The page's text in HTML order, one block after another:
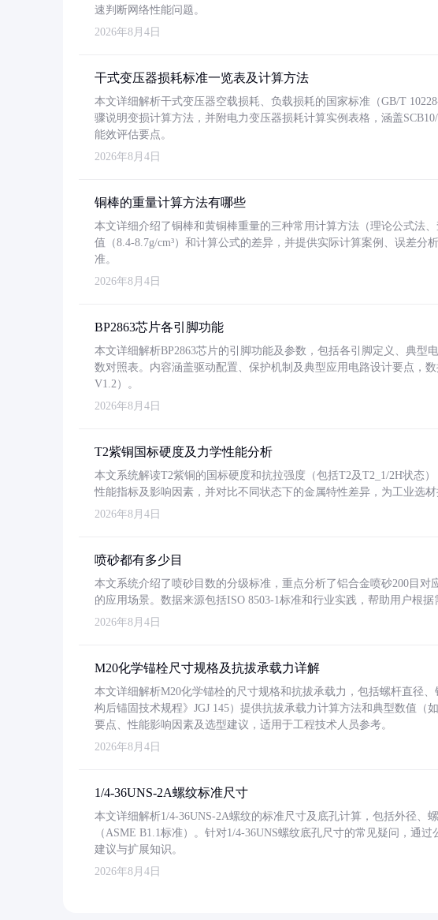
速判断网络性能问题。
2026年8月4日
干式变压器损耗标准一览表及计算方法
本文详细解析干式变压器空载损耗、负载损耗的国家标准（GB/T
骤说明变损计算方法，并附电力变压器损耗计算实例表格，涵盖
能效评估要点。
2026年8月4日
铜棒的重量计算方法有哪些
本文详细介绍了铜棒和黄铜棒重量的三种常用计算方法（理论公式法
值（8.4-8.7g/cm³）和计算公式的差异，并提供实际计算案例、误差分
准。
2026年8月4日
BP2863芯片各引脚功能
本文详细解析BP2863芯片的引脚功能及参数，包括各引脚定义、典型
数对照表。内容涵盖驱动配置、保护机制及典型应用电路设计要点，
V1.2）。
2026年8月4日
T2紫铜国标硬度及力学性能分析
本文系统解读T2紫铜的国标硬度和抗拉强度（包括T2及T2_1/2H状态
性能指标及影响因素，并对比不同状态下的金属特性差异，为工业选材
2026年8月4日
喷砂都有多少目
本文系统介绍了喷砂目数的分级标准，重点分析了铝合金喷砂200目对
的应用场景。数据来源包括ISO 8503-1标准和行业实践，帮助用户根据
2026年8月4日
M20化学锚栓尺寸规格及抗拔承载力详解
本文详细解析M20化学锚栓的尺寸规格和抗拔承载力，包括螺杆直径
构后锚固技术规程》JGJ 145）提供抗拔承载力计算方法和典型数值（
要点、性能影响因素及选型建议，适用于工程技术人员参考。
2026年8月4日
1/4-36UNS-2A螺纹标准尺寸
本文详细解析1/4-36UNS-2A螺纹的标准尺寸及底孔计算，包括外径、
（ASME B1.1标准）。针对1/4-36UNS螺纹底孔尺寸的常见疑问，通
建议与扩展知识。
2026年8月4日